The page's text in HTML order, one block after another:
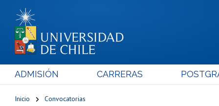
ADMISIÓN CARRERAS
Inicio Convocatorias